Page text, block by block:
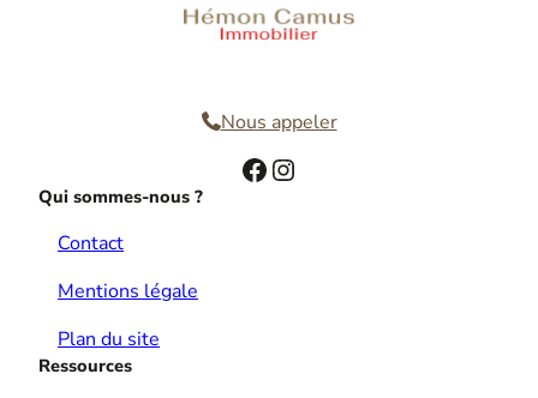
Nous appeler
Facebook Instagram
Qui sommes-nous ?
Contact
Mentions légale
Plan du site
Ressources